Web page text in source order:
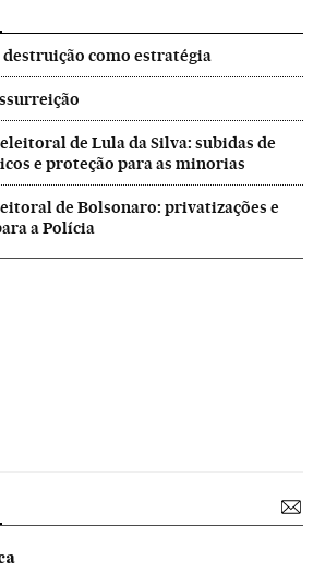
como estratégia
de Lula da Silva: subidas de
e proteção para as minorias
de Bolsonaro: privatizações e
a Polícia